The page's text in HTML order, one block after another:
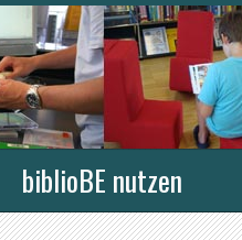
biblioBE nutzen